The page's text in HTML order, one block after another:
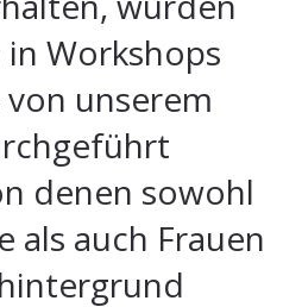
Workshops
unserem
denen sowohl
als auch Frauen